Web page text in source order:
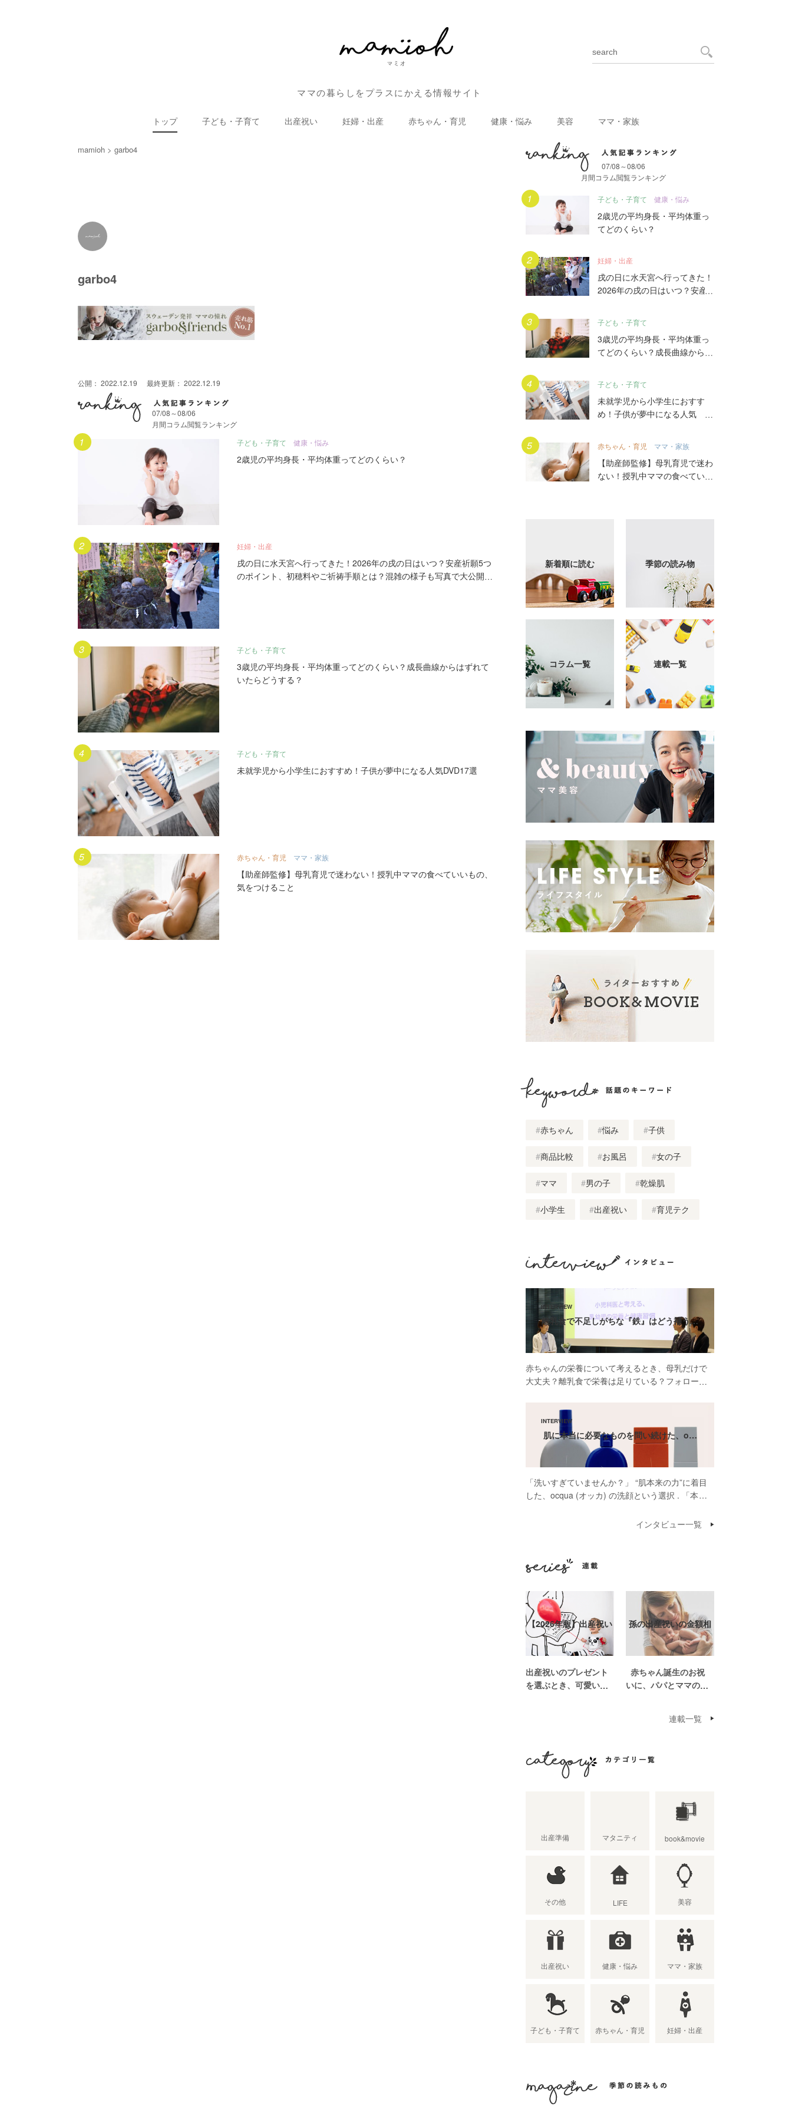
ママの暮らしをプラスにかえる情報サイト
トップ 子ども・子育て 出産祝い 妊婦・出産 赤ちゃん・育児 健康・悩み 美容 ママ・家族
mamioh garbo4
garbo4
公開： 2022.12.19 最終更新： 2022.12.19
月間人気記事ランキング
07/08～08/06
月間コラム閲覧ランキング
子ども・子育て
健康・悩み
2歳児の平均身長・平均体重ってどのくらい？
妊婦・出産
戌の日に水天宮へ行ってきた！2026年の戌の日はいつ？安産祈願5つ
のポイント、初穂料やご祈祷手順とは？混雑の様子も写真で大公開。
子ども・子育て
3歳児の平均身長・平均体重ってどのくらい？成長曲線からはずれて
いたらどうする？
子ども・子育て
未就学児から小学生におすすめ！子供が夢中になる人気DVD17選
赤ちゃん・育児 ママ・家族
【助産師監修】母乳育児で迷わない！授乳中ママの食べていいもの、
気をつけること
月間人気記事ランキング
07/08～08/06
月間コラム閲覧ランキング
子ども・子育て 健康・悩み
2歳児の平均身長・平均体重っ
てどのくらい？
妊婦・出産
戌の日に水天宮へ行ってきた！
2026年の戌の日はいつ？安産
写真で大公開。
子ども・子育て
3歳児の平均身長・平均体重っ
てどのくらい？成長曲線からは
子ども・子育て
未就学児から小学生におすす
め！子供が夢中になる人気
赤ちゃん・育児 ママ・家族
【助産師監修】母乳育児で迷わ
ない！授乳中ママの食べていい
新着順に読む 季節の読み物
コラム一覧 連載一覧
赤ちゃん 悩み 子供
商品比較 お風呂 女の子
ママ 男の子 乾燥肌
小学生 出産祝い 育児テク
離乳食で不足しがちな『鉄』はどう補う…
赤ちゃんの栄養について考えるとき、母乳だけで
大丈夫？離乳食で栄養は足りている？フォローア
感じたことがある方も多いのではないでしょう
か。 先日開催された雪印ビーンスターク株式会
社 […]肌に本当に必要なものを問い続けた、o…
「洗いすぎていませんか？」 “肌本来の力”に着目
した、ocqua (オッカ) の洗顔という選択 . 「本当
してくださったのは、スキンケアブランド
インタビュー一覧
【2026年版】出産祝い
おしゃれなプ…
出産祝いのプレゼント
を選ぶとき、可愛いも
でもらいたいし、たく
さん使ってもらえるも
のをプレゼントした
孫の出産祝いの金額相
場って？出産祝い…
赤ちゃん誕生のお祝
いに、パパとママの親
場合、今現在のお祝い
のでしょうか。また、
ビーの誕生という慶
連載一覧
出産準備 マタニティ book&movie
その他 LIFE 美容
出産祝い 健康・悩み ママ・家族
子ども・子育て 赤ちゃん・育児 妊婦・出産